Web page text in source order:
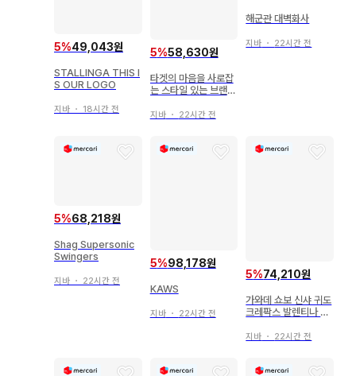
5%49,043원
STALLINGA THIS I
S OUR LOGO
지바 ・ 18시간 전
5%58,630원
타겟의 마음을 사로잡
는 스타일 있는 브랜딩
지바・ 22시간 전
해군관 대벽화사
지바 ・ 22시간 전
5%68,218원
Shag Supersonic
Swingers
지바 ・ 22시간 전
5%98,178원
KAWS
지바・ 22시간 전
5%74,210원
가와데 쇼보 신샤 귀도
크레팍스 발렌티나 Va
지바 ・ 22시간 전